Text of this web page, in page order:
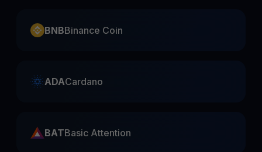
BNBBinance Coin
ADACardano
BATBasic Attention